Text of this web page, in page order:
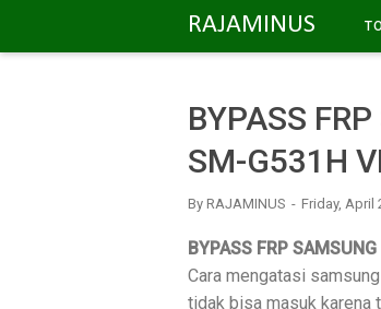
RAJAMINUS
BYPASS
SM-G531H
By RAJAMINUS Friday, April
BYPASS FRP
Cara mengatasi
tidak bisa masuk karena